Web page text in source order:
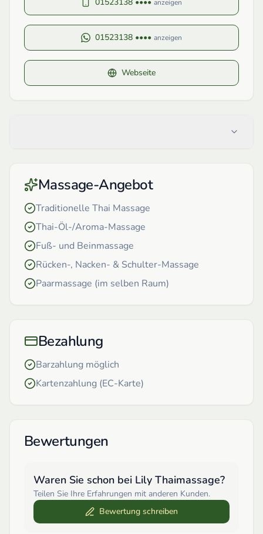
anzeigen
01523138 •••• anzeigen
Webseite
Massage-Angebot
Traditionelle Thai Massage
Thai-Öl-/Aroma-Massage
Fuß- und Beinmassage
Rücken-, Nacken- & Schulter-Massage
Paarmassage (im selben Raum)
Bezahlung
Barzahlung möglich
Kartenzahlung (EC-Karte)
Bewertungen
Waren Sie schon bei Lily Thaimassage?
Teilen Sie Ihre Erfahrungen mit anderen Kunden.
Bewertung schreiben